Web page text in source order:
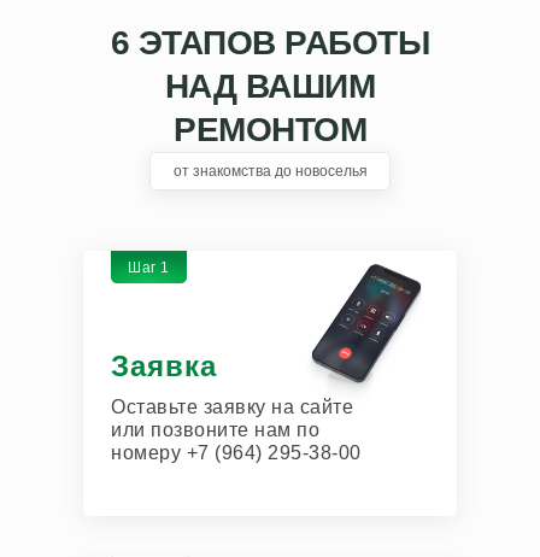
6 ЭТАПОВ РАБОТЫ
НАД ВАШИМ
РЕМОНТОМ
от знакомства до новоселья
Шаг 1
Заявка
Оставьте заявку на сайте
или позвоните нам по
номеру +7 (964) 295-38-00